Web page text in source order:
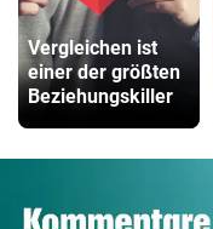
Vergleichen ist
einer der größten
Beziehungskiller